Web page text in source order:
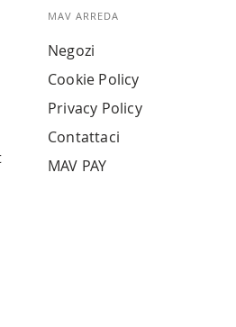
MAV ARREDA
Negozi
Cookie Policy
Privacy Policy
Contattaci
MAV PAY